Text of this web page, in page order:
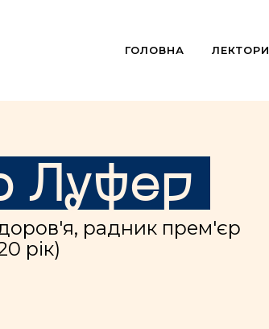
ГОЛОВНА ЛЕКТОРИ
Луфер
радник прем'єр
рік)